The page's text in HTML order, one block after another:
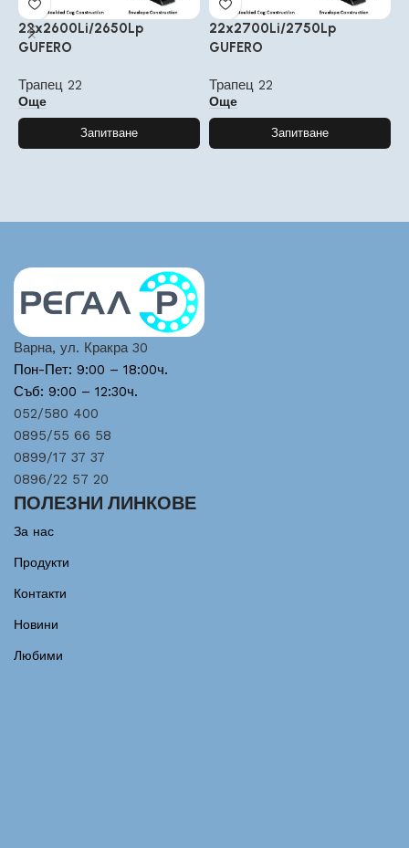
22x2600Li/2650Lp
GUFERO
Трапец 22
Още
Запитване
22x2700Li/2750Lp
GUFERO
Трапец 22
Още
Запитване
Варна, ул. Кракра 30
Пон-Пет: 9:00 – 18:00ч.
Съб: 9:00 – 12:30ч.
052/580 400
0895/55 66 58
0899/17 37 37
0896/22 57 20
ПОЛЕЗНИ ЛИНКОВЕ
За нас
Продукти
Контакти
Новини
Любими